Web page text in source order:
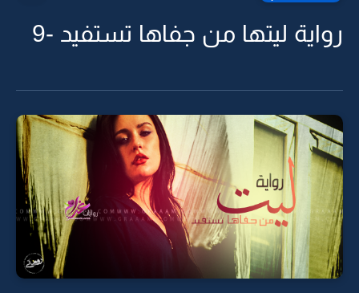
رواية ليتها من جفاها تستفيد -9